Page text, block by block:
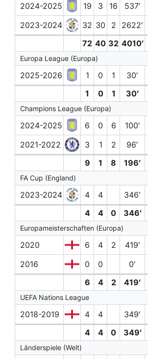
2024-2025
19 3 16 537′
2023-2024
32 30 2 2622′
72 40 32 4010′
Europa League (Europa)
2025-2026 1 0 1
30′
1
0 1 30′
Champions League (Europa)
2024-2025 6 0 6 100′
2021-2022
3 1 2
96′
9
1 8 196′
FA Cup (England)
2023-2024 4 4 346′
4
4 0 346′
Europameisterschaften (Europa)
2020 6 4 2 419′
2016
0 0
0′
6
4 2 419′
UEFA Nations League
2018-2019 4 4 349′
4
4 0 349′
Länderspiele (Welt)